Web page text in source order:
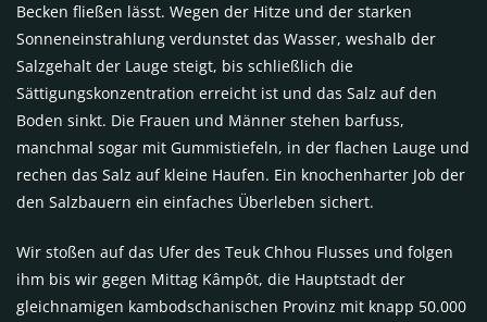
Becken fließen lässt. Wegen der Hitze und der starken
Sonneneinstrahlung verdunstet das Wasser, weshalb der
Salzgehalt der Lauge steigt, bis schließlich die
Sättigungskonzentration erreicht ist und das Salz auf den
Boden sinkt. Die Frauen und Männer stehen barfuss,
manchmal sogar mit Gummistiefeln, in der flachen Lauge und
rechen das Salz auf kleine Haufen. Ein knochenharter Job der
den Salzbauern ein einfaches Überleben sichert.
Wir stoßen auf das Ufer des Teuk Chhou Flusses und folgen
ihm bis wir gegen Mittag Kâmpôt, die Hauptstadt der
gleichnamigen kambodschanischen Provinz mit knapp 50.000